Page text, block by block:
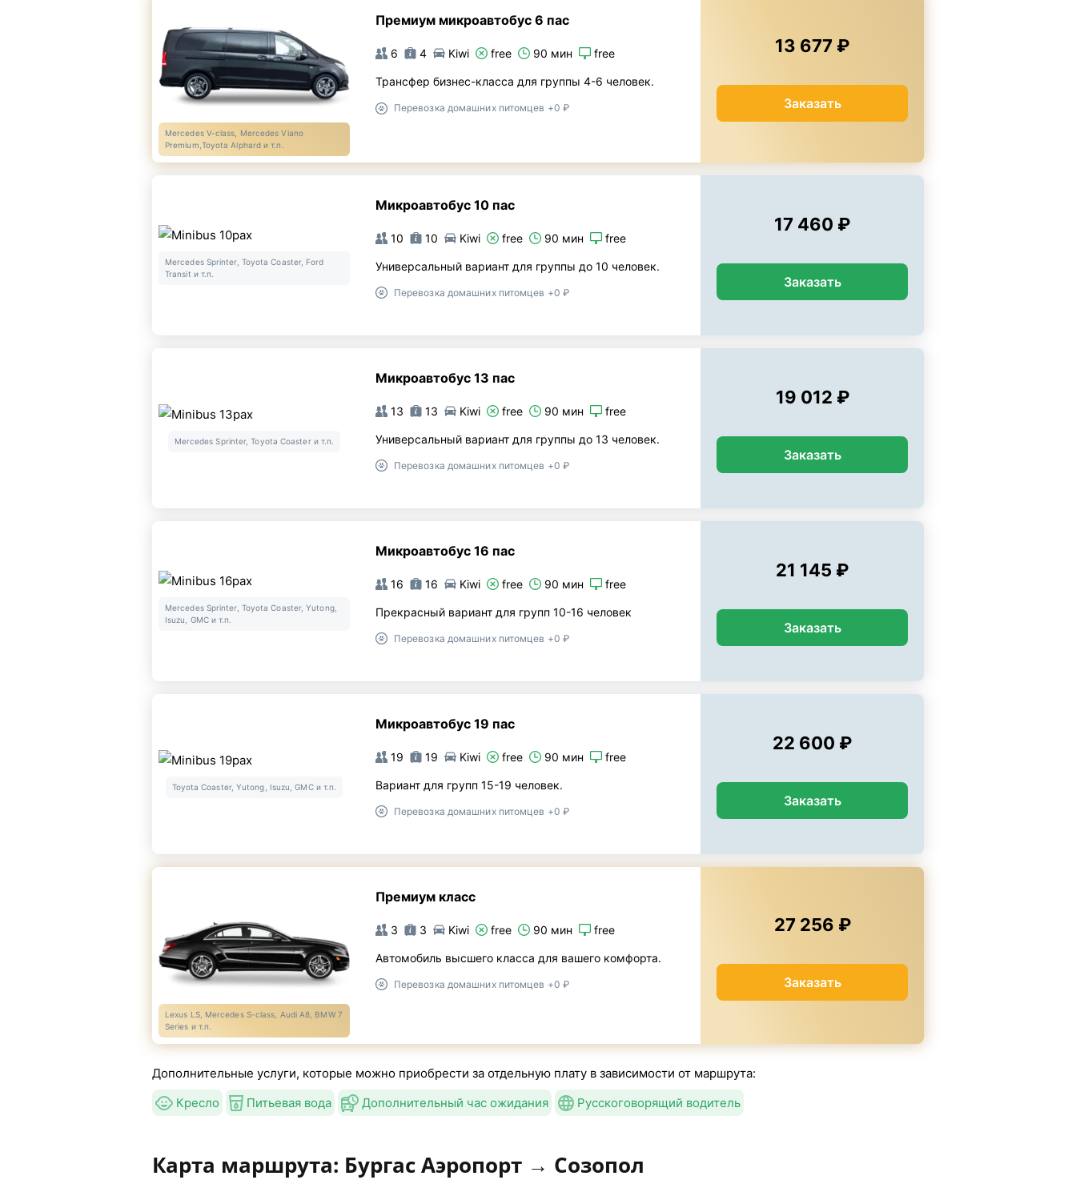
Mercedes V-class, Mercedes Viano
Premium,Toyota Alphard и т.п.
Премиум микроавтобус 6 пас
6 4 Kiwi free 90 мин free
Трансфер бизнес-класса для группы 4-6 человек.
Перевозка домашних питомцев +0 ₽
13 677 ₽
Заказать
Mercedes Sprinter, Toyota Coaster, Ford
Transit и т.п.
Микроавтобус 10 пас
10 10 Kiwi free 90 мин free
Универсальный вариант для группы до 10 человек.
Перевозка домашних питомцев +0 ₽
17 460 ₽
Заказать
Mercedes Sprinter, Toyota Coaster и т.п.
Микроавтобус 13 пас
13 13 Kiwi free 90 мин free
Универсальный вариант для группы до 13 человек.
Перевозка домашних питомцев +0 ₽
19 012 ₽
Заказать
Mercedes Sprinter, Toyota Coaster, Yutong,
Isuzu, GMC и т.п.
Микроавтобус 16 пас
16 16 Kiwi free 90 мин free
Прекрасный вариант для групп 10-16 человек
Перевозка домашних питомцев +0 ₽
21 145 ₽
Заказать
Toyota Coaster, Yutong, Isuzu, GMC и т.п.
Микроавтобус 19 пас
19 19 Kiwi free 90 мин free
Вариант для групп 15-19 человек.
Перевозка домашних питомцев +0 ₽
22 600 ₽
Заказать
Lexus LS, Mercedes S-class, Audi A8, BMW 7
Series и т.п.
Премиум класс
3 3 Kiwi free 90 мин free
Автомобиль высшего класса для вашего комфорта.
Перевозка домашних питомцев +0 ₽
27 256 ₽
Заказать
Дополнительные услуги, которые можно приобрести за отдельную плату в зависимости от маршрута:
Кресло
Питьевая вода Дополнительный час ожидания Русскоговорящий водитель
Карта маршрута: Бургас Аэропорт → Созопол